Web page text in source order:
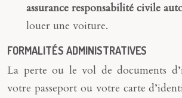
assurance responsabilité civile
louer une voiture.
FORMALITÉS ADMINISTRATIVES
La perte ou le vol de documents
votre passeport ou votre carte